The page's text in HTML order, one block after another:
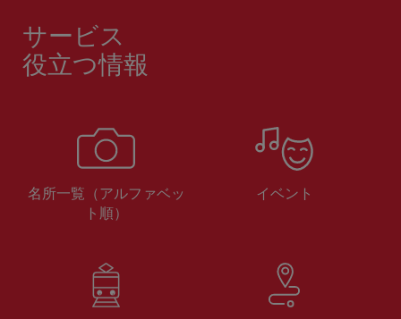
サービス
役立つ情報
名所一覧（アルファベッ
ト順）
イベント